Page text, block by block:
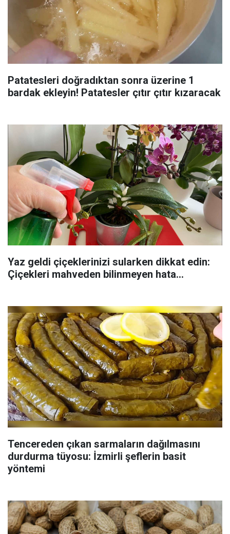
Patatesleri doğradıktan sonra üzerine 1
bardak ekleyin! Patatesler çıtır çıtır kızaracak
Yaz geldi çiçeklerinizi sularken dikkat edin:
Çiçekleri mahveden bilinmeyen hata...
Tencereden çıkan sarmaların dağılmasını
durdurma tüyosu: İzmirli şeflerin basit
yöntemi